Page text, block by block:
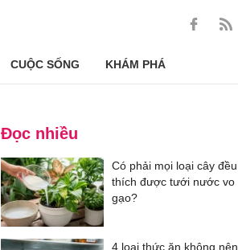
CUỘC SỐNG KHÁM PHÁ
Đọc nhiều
Có phải mọi loại cây đều
thích được tưới nước vo
gạo?
4 loại thức ăn không nên